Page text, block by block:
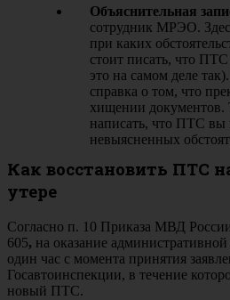
Объяснительная
сотрудник МРЭО.
при каких
стоит писать, что
это на самом деле
справка о том, что
хищении документов.
написать, что ПТС вы
невыясненных
Как восстановить ПТС
утере
Согласно п. 10 Приказа МВД
605, на оказание
один час с момента принятия
Госавтоинспекции, в течение
новый ПТС.